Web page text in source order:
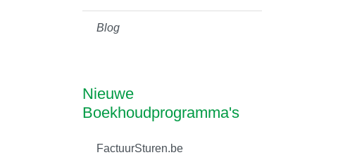
Blog
Nieuwe
Boekhoudprogramma's
FactuurSturen.be